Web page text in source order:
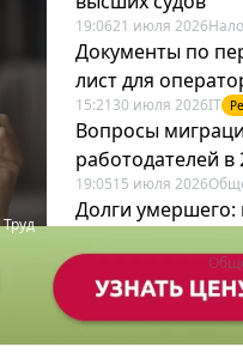
Труд
19:0621 июля 2026
Документы по
лист для
15:21 30 июля 2026IT
Вопросы
работодателей в
19:0515 июля 2026
Долги умершего:
19:43